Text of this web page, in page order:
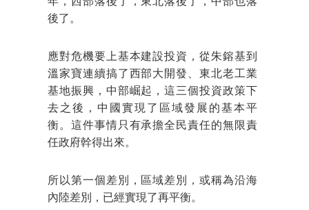
後了。
應對危機要上基本建設投資，從朱鎔基到
溫家寶連續搞了西部大開發、東北老工業
基地振興，中部崛起，這三個投資政策下
去之後，中國實現了區域發展的基本平
衡。這件事情只有承擔全民責任的無限責
任政府幹得出來。
所以第一個差別，區域差別，或稱為沿海
內陸差別，已經實現了再平衡。